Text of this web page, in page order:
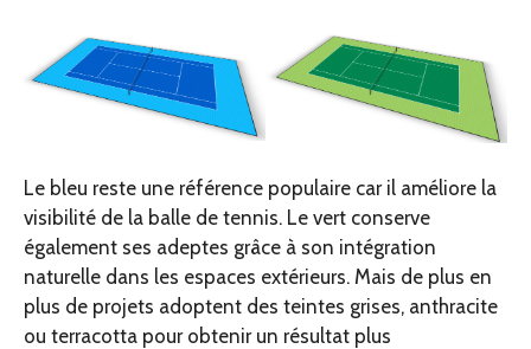
Le bleu reste une référence populaire car il améliore la
visibilité de la balle de tennis. Le vert conserve
également ses adeptes grâce à son intégration
naturelle dans les espaces extérieurs. Mais de plus en
plus de projets adoptent des teintes grises, anthracite
ou terracotta pour obtenir un résultat plus